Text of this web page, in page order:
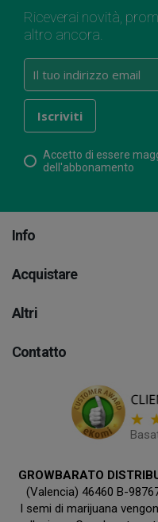
Riceverai novità,
altro ancora.
Accetto di essere
dell'abbonamento
Info
Acquistare
Altri
Contatto
GROWBARATO
(Valencia) 46460 B-
I semi di marijuana